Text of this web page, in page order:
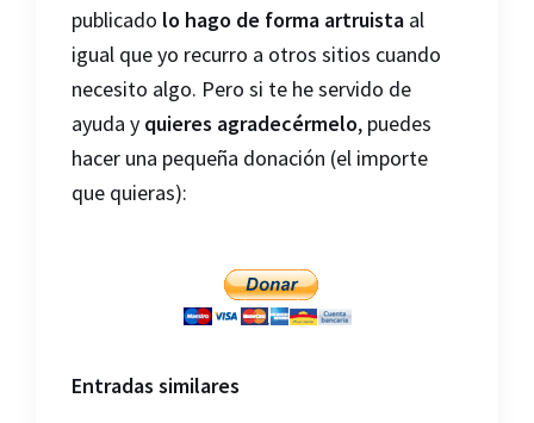
publicado lo hago de forma artruista al
igual que yo recurro a otros sitios cuando
necesito algo. Pero si te he servido de
ayuda y quieres agradecérmelo, puedes
hacer una pequeña donación (el importe
que quieras):
Entradas similares